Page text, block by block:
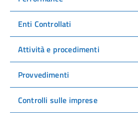
Enti Controllati
Attività e procedimenti
Provvedimenti
Controlli sulle imprese